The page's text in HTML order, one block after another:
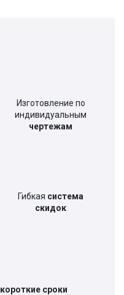
Изготовление по
индивидуальным
чертежам
Гибкая система
скидок
короткие сроки